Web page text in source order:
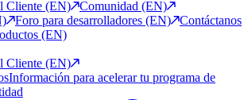
Cliente (EN)
Comunidad (EN)
Foro para desarrolladores (EN)
Contáctanos
(EN)
Cliente (EN)
Información para acelerar tu programa de